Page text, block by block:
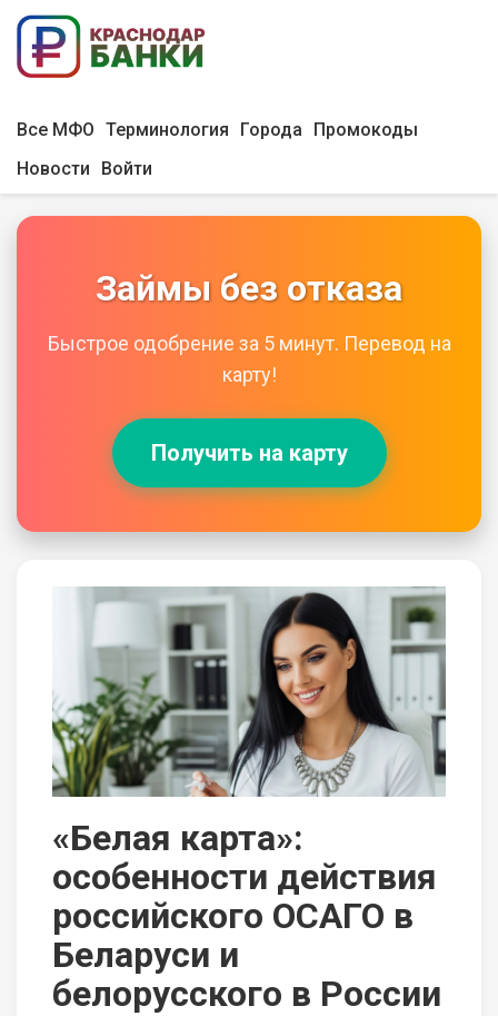
Все МФО Терминология Города
Промокоды
Новости
Войти
Займы без отказа
Быстрое одобрение за 5 минут. Перевод на
карту!
Получить на карту
«Белая карта»:
особенности действия
российского ОСАГО в
Беларуси и
белорусского в России